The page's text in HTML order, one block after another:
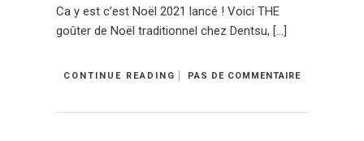
Ca y est c’est Noël 2021 lancé ! Voici THE
goûter de Noël traditionnel chez Dentsu, […]
CONTINUE READING PAS DE COMMENTAIRE